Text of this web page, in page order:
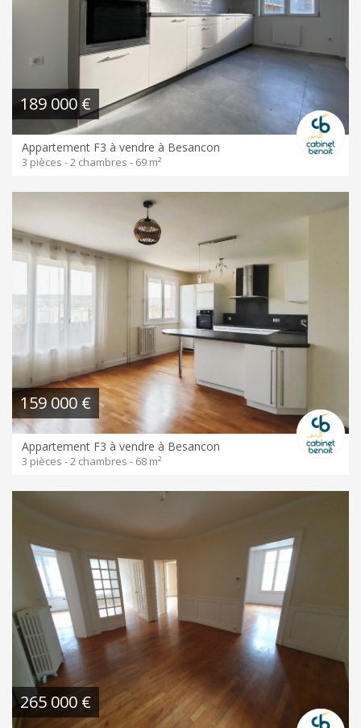
189 000 €
Appartement F3 à vendre à Besancon
3 pièces - 2 chambres - 69 m²
159 000 €
Appartement F3 à vendre à Besancon
3 pièces - 2 chambres - 68 m²
265 000 €